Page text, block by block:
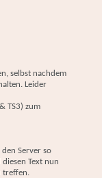
selbst nachdem
Leider
TS3) zum
Server so
Text nun
treffen.